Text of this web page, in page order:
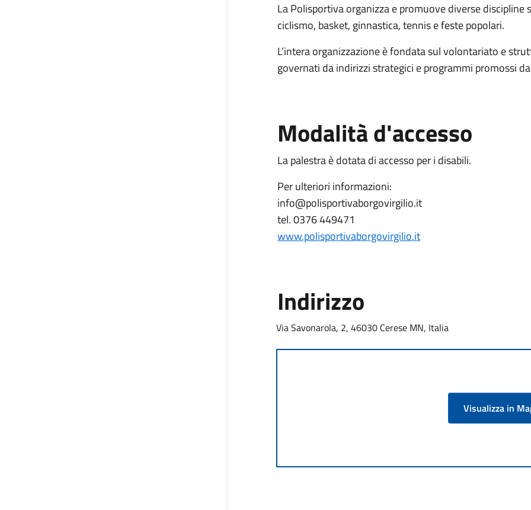
La Polisportiva organizza e promuove diverse discipline
ciclismo, basket, ginnastica, tennis e feste popolari.
L’intera organizzazione è fondata sul volontariato e
governati da indirizzi strategici e programmi promossi
Modalità d'accesso
La palestra è dotata di accesso per i disabili.
Per ulteriori informazioni:
info@polisportivaborgovirgilio.it
tel. 0376 449471
www.polisportivaborgovirgilio.it
Indirizzo
Via Savonarola, 2, 46030 Cerese MN, Italia
Visualizza in